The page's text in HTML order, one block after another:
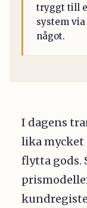
tryggt till
system
något.
I dagens
lika mycket
flytta gods.